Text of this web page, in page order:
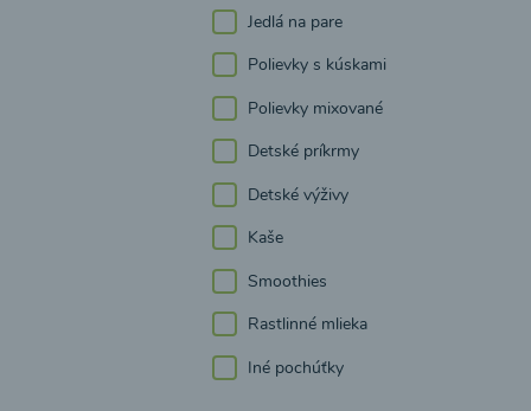
Jedlá na pare
Polievky s kúskami
Polievky mixované
Detské príkrmy
Detské výživy
Kaše
Smoothies
Rastlinné mlieka
Iné pochúťky